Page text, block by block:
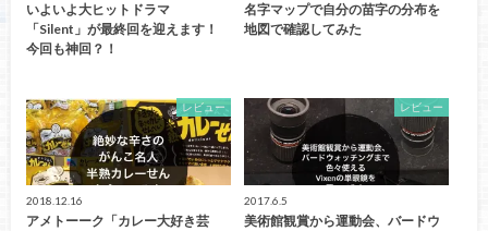
いよいよ大ヒットドラマ
「Silent」が最終回を迎えます！
今回も神回？！
名字マップで自分の苗字の分布を
地図で確認してみた
レビュー
2018.12.16
アメトーーク「カレー大好き芸
レビュー
2017.6.5
美術館観賞から運動会、バードウ